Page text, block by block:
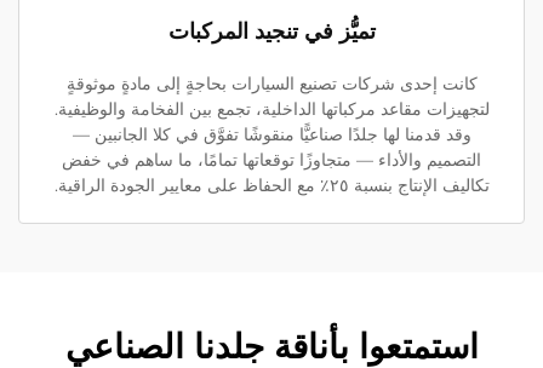
تميُّز في تنجيد المركبات
كانت إحدى شركات تصنيع السيارات بحاجةٍ إلى مادةٍ موثوقةٍ
لتجهيزات مقاعد مركباتها الداخلية، تجمع بين الفخامة والوظيفية.
وقد قدمنا لها جلدًا صناعيًّا منقوشًا تفوَّق في كلا الجانبين —
التصميم والأداء — متجاوزًا توقعاتها تمامًا، ما ساهم في خفض
تكاليف الإنتاج بنسبة ٢٥٪ مع الحفاظ على معايير الجودة الراقية.
استمتعوا بأناقة جلدنا الصناعي